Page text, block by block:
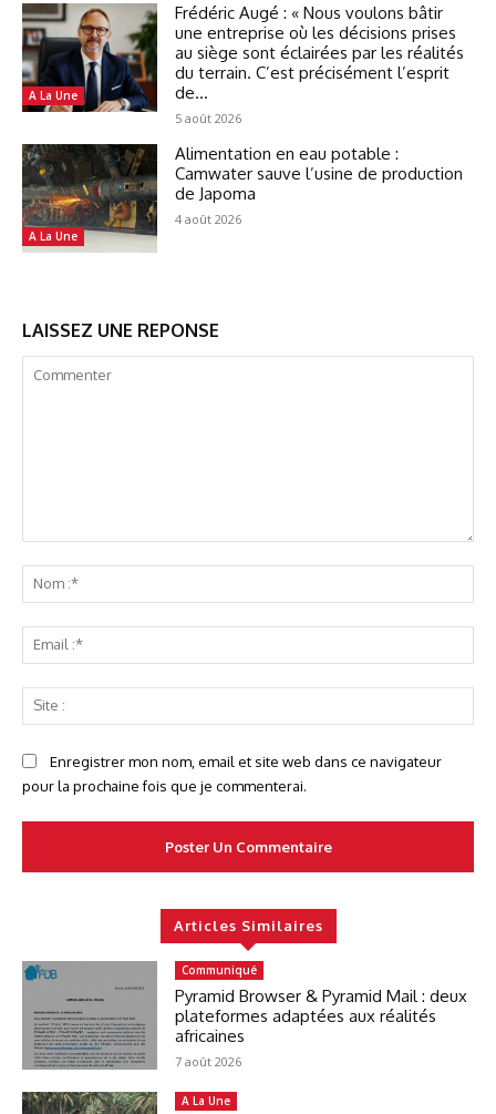
A La Une
Frédéric Augé : « Nous voulons bâtir
une entreprise où les décisions prises
au siège sont éclairées par les réalités
du terrain. C’est précisément l’esprit
de...
5 août 2026
A La Une
Alimentation en eau potable :
Camwater sauve l’usine de production
de Japoma
4 août 2026
LAISSEZ UNE REPONSE
:*
:*
:
Enregistrer mon nom, email et site web dans ce navigateur
pour la prochaine fois que je commenterai.
Articles Similaires
Communiqué
Pyramid Browser & Pyramid Mail : deux
plateformes adaptées aux réalités
africaines
7 août 2026
A La Une